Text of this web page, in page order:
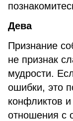
Дева
Признание
не признак
мудрости.
ошибки, это
конфликтов
отношения с